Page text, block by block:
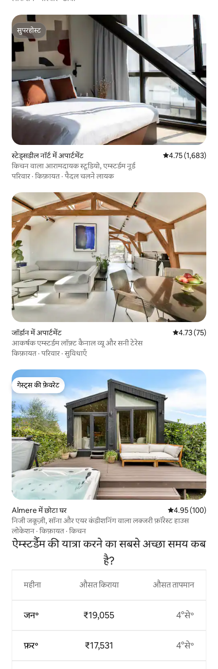
सुपरहोस्ट
सुपरहोस्ट
स्टेड्सडील नॉर्ट में अपार्टमेंट औसत रेटिंग 5 में से
4.75 (1,683)
किचन वाला आरामदायक स्टूडियो, एम्स्टर्डम नूर्ड
परिवार ·किफ़ायत ·पैदल चलने लायक
जॉर्डान में अपार्टमेंट औसत रेटिंग 5 में
4.73 (75)
आकर्षक एम्स्टर्डम लॉफ़्ट कैनाल व्यू और सनी टेरेस
किफ़ायत ·परिवार ·सुविधाएँ
गेस्ट्स की फ़ेवरेट
गेस्ट्स की फ़ेवरेट
Almere में छोटा घर औसत रेटिंग 5 में से
4.95 (100)
निजी जकूज़ी, सॉना और एयर कंडीशनिंग वाला लक्जरी फ़ॉरेस्ट हाउस
लोकेशन ·किफ़ायत ·किचन
ऐम्स्टर्डैम की यात्रा करने का सबसे अच्छा समय कब
है?
महीना
जन॰
फ़र॰
औसत किराया
₹19,055
₹17,531
औसत तापमान
4°से॰
4°से॰